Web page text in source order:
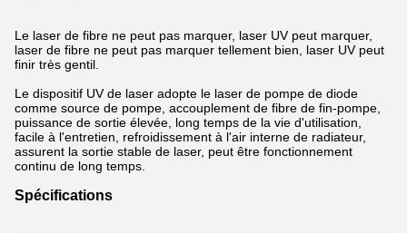
Le laser de fibre ne peut pas marquer, laser UV peut marquer,
laser de fibre ne peut pas marquer tellement bien, laser UV peut
finir très gentil.
Le dispositif UV de laser adopte le laser de pompe de diode
comme source de pompe, accouplement de fibre de fin-pompe,
puissance de sortie élevée, long temps de la vie d'utilisation,
facile à l'entretien, refroidissement à l'air interne de radiateur,
assurent la sortie stable de laser, peut être fonctionnement
continu de long temps.
Spécifications